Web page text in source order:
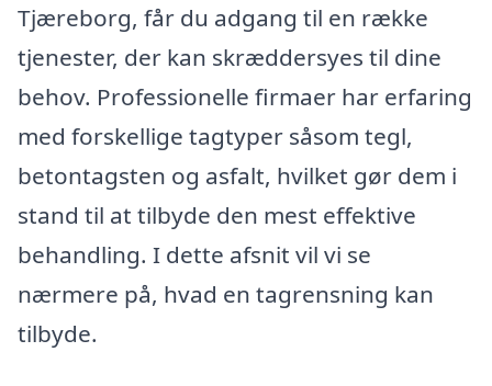
Tjæreborg, får du adgang til en række
tjenester, der kan skræddersyes til dine
behov. Professionelle firmaer har erfaring
med forskellige tagtyper såsom tegl,
betontagsten og asfalt, hvilket gør dem i
stand til at tilbyde den mest effektive
behandling. I dette afsnit vil vi se
nærmere på, hvad en tagrensning kan
tilbyde.